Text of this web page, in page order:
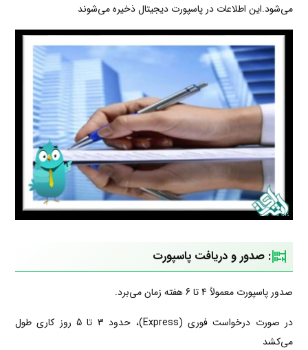
می‌شود.این اطلاعات در پاسپورت دیجیتال ذخیره می‌شوند
: صدور و دریافت پاسپورت
صدور پاسپورت معمولاً 4 تا 6 هفته زمان می‌برد.
در صورت درخواست فوری (Express)، حدود 3 تا 5 روز کاری طول
می‌کشد